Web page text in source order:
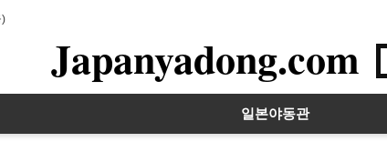
)
Japanyadong.com
일본야동관